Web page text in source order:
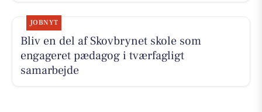
JOBNYT
Bliv en del af Skovbrynet skole som
engageret pædagog i tværfagligt
samarbejde